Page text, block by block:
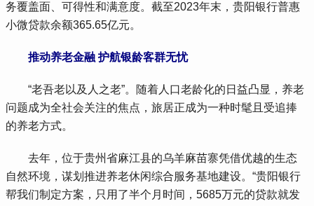
务覆盖面、可得性和满意度。截至2023年末，贵阳银行普惠
小微贷款余额365.65亿元。
推动养老金融 护航银龄客群无忧
“老吾老以及人之老”。随着人口老龄化的日益凸显，养老
问题成为全社会关注的焦点，旅居正成为一种时髦且受追捧
的养老方式。
去年，位于贵州省麻江县的乌羊麻苗寨凭借优越的生态
自然环境，谋划推进养老休闲综合服务基地建设。“贵阳银行
帮我们制定方案，只用了半个月时间，5685万元的贷款就发